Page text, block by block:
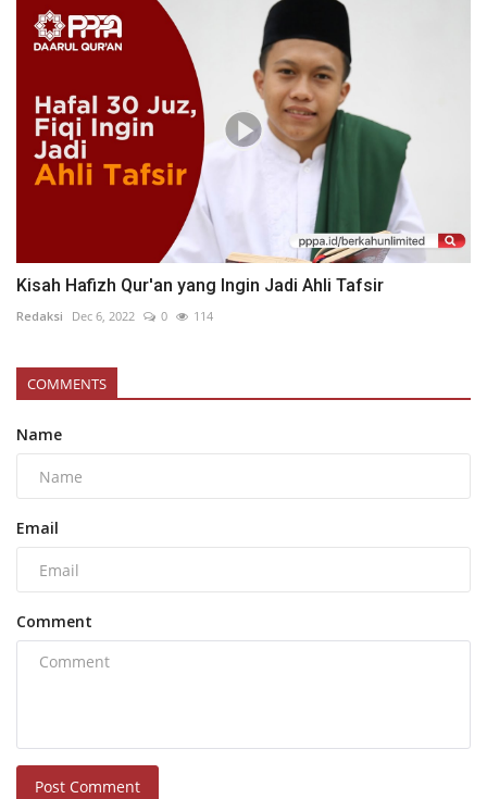
Kisah Hafizh Qur'an yang Ingin Jadi Ahli Tafsir
Redaksi Dec 6, 2022 0 114
COMMENTS
Name
Email
Comment
Post Comment